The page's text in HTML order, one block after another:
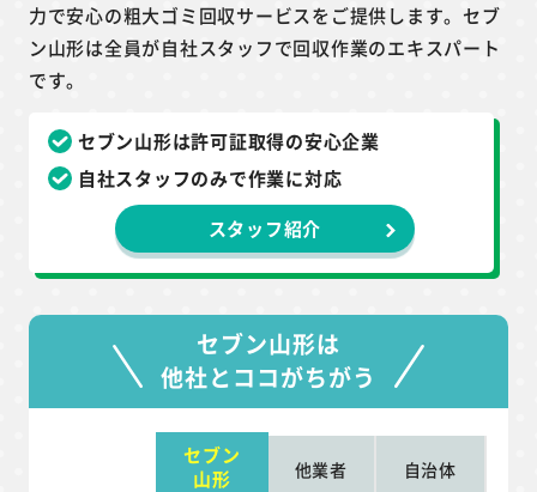
力で安心の粗大ゴミ回収サービスをご提供します。セブ
ン山形は全員が自社スタッフで回収作業のエキスパート
です。
セブン山形は許可証取得の安心企業
自社スタッフのみで作業に対応
スタッフ紹介
セブン山形は
他社とココがちがう
セブン
山形
他業者 自治体